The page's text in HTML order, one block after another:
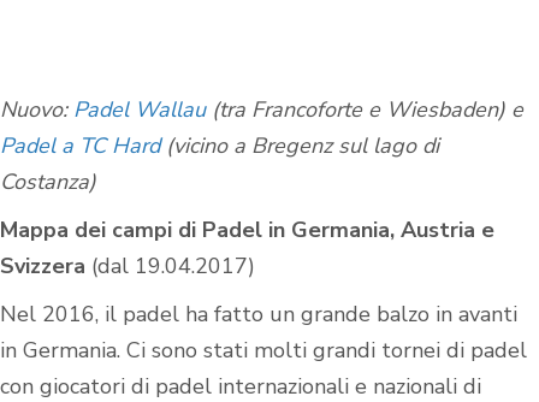
Nuovo: Padel Wallau(tra Francoforte e Wiesbaden) e
Padel a TC Hard(vicino a Bregenz sul lago di
Costanza)
Mappa dei campi di Padel in Germania, Austria e
Svizzera (dal 19.04.2017)
Nel 2016, il padel ha fatto un grande balzo in avanti
in Germania. Ci sono stati molti grandi tornei di padel
con giocatori di padel internazionali e nazionali di